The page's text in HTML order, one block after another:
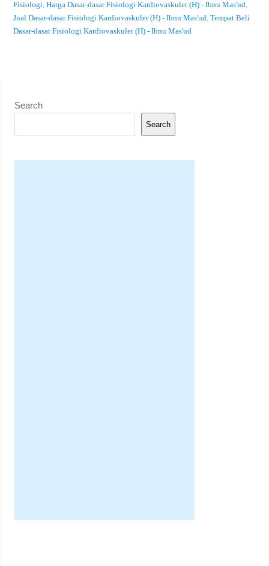
Fisiologi, Harga Dasar-dasar Fisiologi Kardiovaskuler (H) - Ibnu Mas'ud,
Jual Dasar-dasar Fisiologi Kardiovaskuler (H) - Ibnu Mas'ud, Tempat Beli
Dasar-dasar Fisiologi Kardiovaskuler (H) - Ibnu Mas'ud
Search
Search